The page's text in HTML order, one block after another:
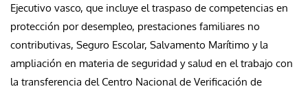
Ejecutivo vasco, que incluye el traspaso de competencias en
protección por desempleo, prestaciones familiares no
contributivas, Seguro Escolar, Salvamento Marítimo y la
ampliación en materia de seguridad y salud en el trabajo con
la transferencia del Centro Nacional de Verificación de